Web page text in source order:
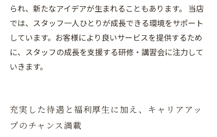
られ、新たなアイデアが生まれることもあります。 当店
では、スタッフ一人ひとりが成長できる環境をサポート
しています。お客様により良いサービスを提供するため
に、スタッフの成長を支援する研修・講習会に注力して
いきます。
充実した待遇と福利厚生に加え、キャリアアッ
プのチャンス満載